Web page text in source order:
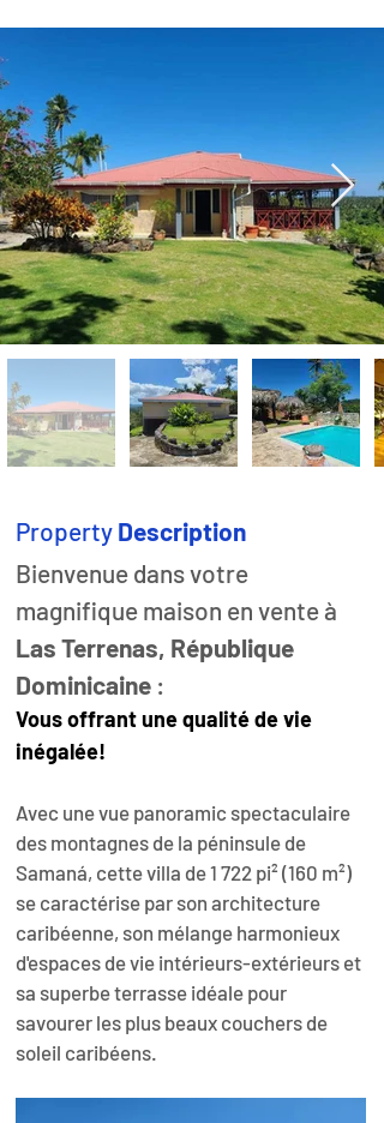
Property Description
Bienvenue dans votre
magnifique maison en vente à
Las Terrenas, République
Dominicaine :
Vous offrant une qualité de vie
inégalée!
Avec une vue panoramic spectaculaire
des montagnes de la péninsule de
Samaná, cette villa de 1 722 pi² (160 m²)
se caractérise par son architecture
caribéenne, son mélange harmonieux
d'espaces de vie intérieurs-extérieurs et
sa superbe terrasse idéale pour
savourer les plus beaux couchers de
soleil caribéens.